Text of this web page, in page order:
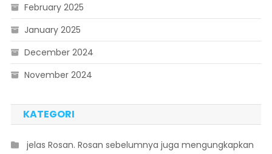
February 2025
January 2025
December 2024
November 2024
KATEGORI
 jelas Rosan. Rosan sebelumnya juga mengungkapkan